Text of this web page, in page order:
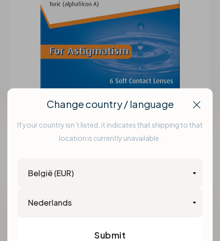
6 maandlenzen €41,99
Soflens Toric
Change country / language
If your country isn’t listed, it indicates that shipping to that
location is currently unavailable.
Submit